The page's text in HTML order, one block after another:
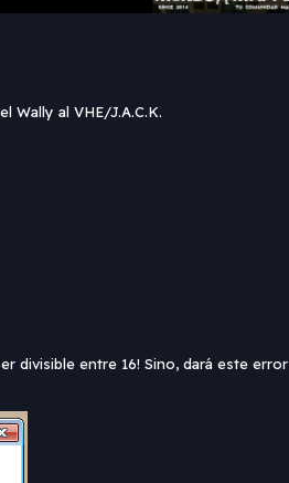
Wally al VHE/J.A.C.K.
divisible entre 16! Sino, dará este error